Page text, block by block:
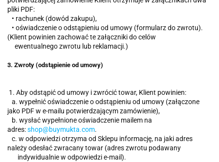
pliki PDF:
• rachunek (dowód zakupu),
• oświadczenie o odstąpieniu od umowy (formularz do zwrotu).
(Klient powinien zachować te załączniki do celów
ewentualnego zwrotu lub reklamacji.)
3. Zwroty (odstąpienie od umowy)
1. Aby odstąpić od umowy i zwrócić towar, Klient powinien:
a. wypełnić oświadczenie o odstąpieniu od umowy (załączone
jako PDF w e-mailu potwierdzającym zamówienie),
b. wysłać wypełnione oświadczenie mailem na
adres:shop@buymukta.com.
c. w odpowiedzi otrzyma od Sklepu informację, na jaki adres
należy odesłać zwracany towar (adres zwrotu podawany
indywidualnie w odpowiedzi e-mail).